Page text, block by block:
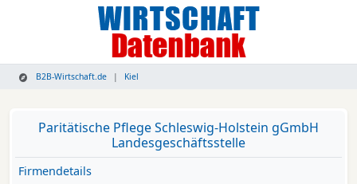
B2B-Wirtschaft.de Kiel
Paritätische Pflege Schleswig-Holstein gGmbH
Landesgeschäftsstelle
Firmendetails